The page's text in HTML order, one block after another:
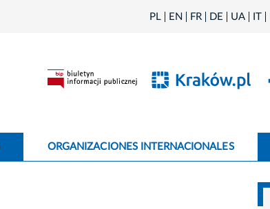
PL EN FR DE UA IT
ORGANIZACIONES INTERNACIONALES